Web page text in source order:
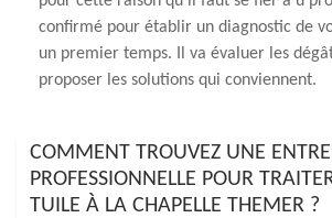
confirmé pour établir un diagnostic de
un premier temps. Il va évaluer les
proposer les solutions qui conviennent.
COMMENT TROUVEZ UNE
PROFESSIONNELLE POUR
TUILE À LA CHAPELLE THEMER ?